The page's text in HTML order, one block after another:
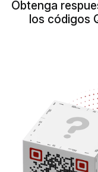
Obtenga
los códigos